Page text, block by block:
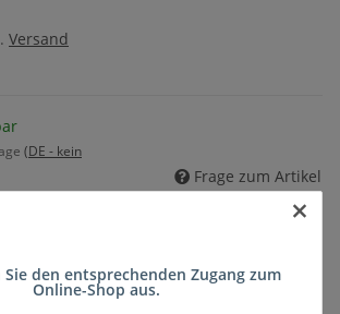
Versand
(DE - kein
Frage zum Artikel
×
den entsprechenden Zugang zum
Online-Shop aus.